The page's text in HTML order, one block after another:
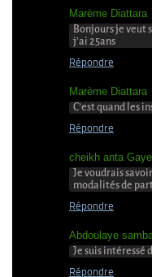
Marème Diattara
Bonjours je veut
j’ai 25ans
Répondre
Marème Diattara
C’est quand les
Répondre
cheikh anta Gaye
Je voudrais
modalités de
Répondre
Abdoulaye
Je suis intéressé
Répondre